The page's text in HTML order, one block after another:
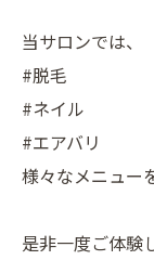
当サロンでは、
#脱毛
#ネイル
#エアバリ
様々なメニュー
是非一度ご体験